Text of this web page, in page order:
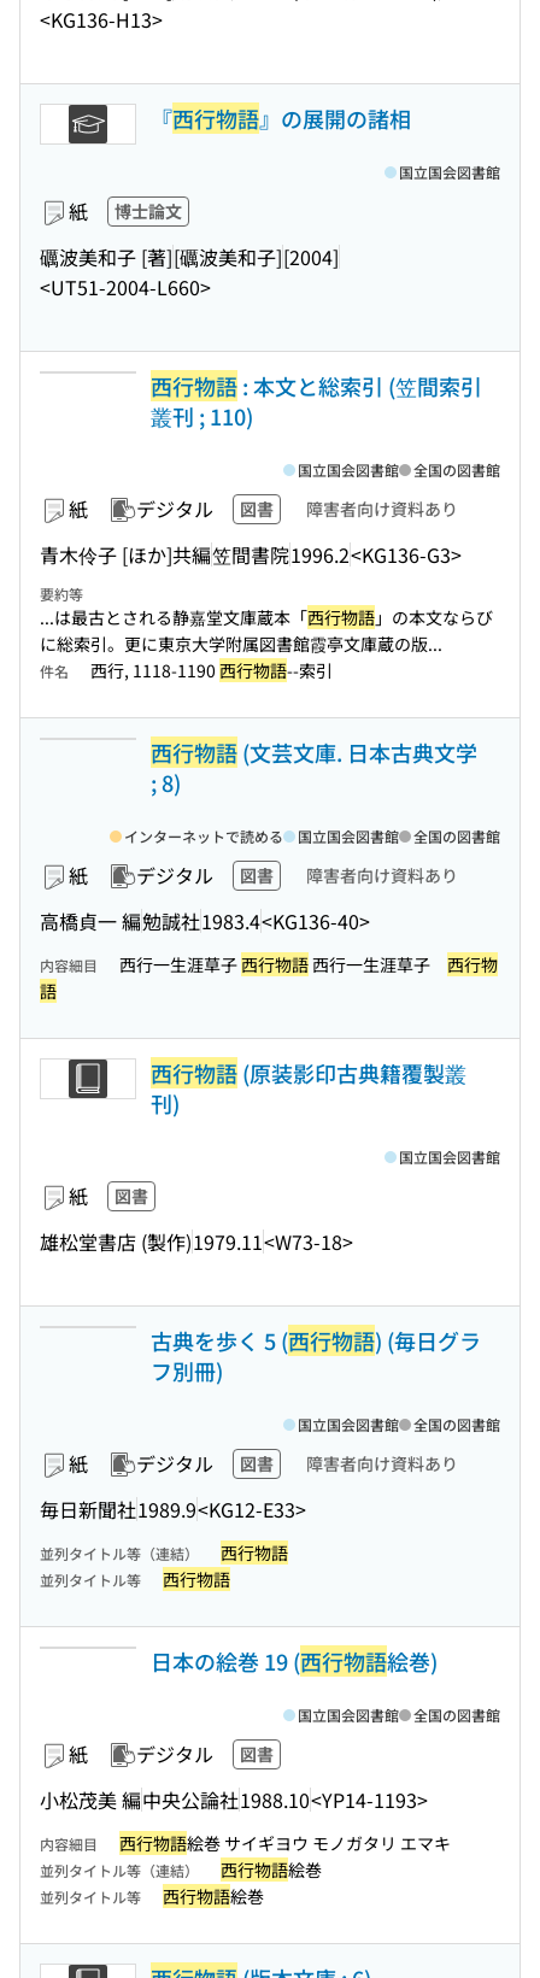
<KG136-H13>
『西行物語』の展開の諸相
紙 博士論文
礪波美和子 [著][礪波美和子][2004]
<UT51-2004-L660>
国立国会図書館
西行物語: 本文と総索引 (笠間索引
叢刊 ; 110)
紙 デジタル 図書 障害者向け資料あり
青木伶子 [ほか]共編笠間書院1996.2<KG136-G3>
国立国会図書館 全国の図書館
要約等
...は最古とされる静嘉堂文庫蔵本「西行物語」の本文ならび
に総索引。更に東京大学附属図書館霞亭文庫蔵の版...
件名 西行, 1118-1190 西行物語--索引
西行物語(文芸文庫. 日本古典文学
; 8)
紙 デジタル 図書 障害者向け資料あり
高橋貞一 編勉誠社1983.4<KG136-40>
インターネットで読める 国立国会図書館 全国の図書館
内容細目 西行一生涯草子西行物語西行一生涯草子 西行物
語
西行物語(原装影印古典籍覆製叢
刊)
紙 図書
雄松堂書店 (製作)1979.11<W73-18>
国立国会図書館
古典を歩く 5 (西行物語) (毎日グラ
フ別冊)
紙 デジタル 図書 障害者向け資料あり
毎日新聞社1989.9<KG12-E33>
国立国会図書館 全国の図書館
並列タイトル等（連結） 西行物語
並列タイトル等 西行物語
日本の絵巻 19 (西行物語絵巻)
紙 デジタル 図書
小松茂美 編中央公論社1988.10<YP14-1193>
国立国会図書館 全国の図書館
内容細目 西行物語絵巻 サイギヨウ モノガタリ エマキ
並列タイトル等（連結） 西行物語絵巻
並列タイトル等 西行物語絵巻